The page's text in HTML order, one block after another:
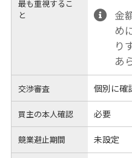
最も重視するこ
と
金
め
り
あ
交渉審査 個別に確
買主の本人確認 必要
競業避止期間 未設定